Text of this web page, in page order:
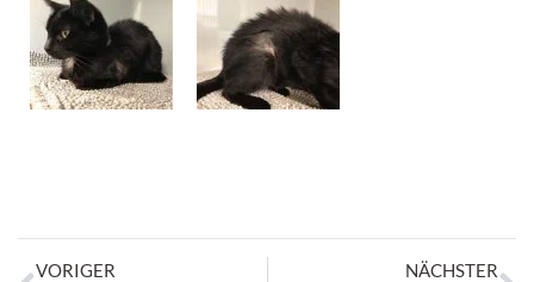
VORIGER NÄCHSTER